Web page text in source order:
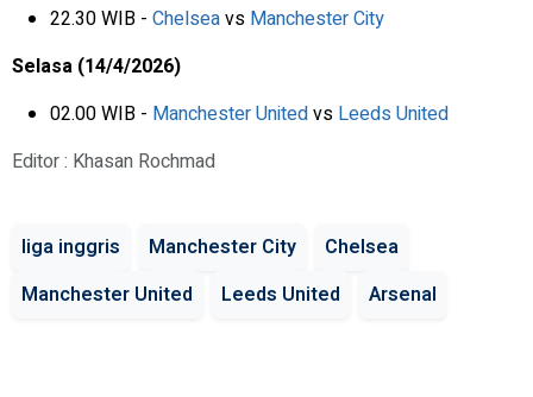
22.30 WIB - Chelseavs Manchester City
Selasa (14/4/2026)
02.00 WIB - Manchester Unitedvs Leeds United
Editor : Khasan Rochmad
liga inggris Manchester City
Chelsea
Manchester United
Leeds United Arsenal